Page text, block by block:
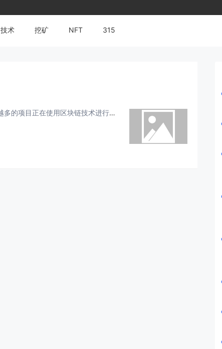
技术 挖矿 NFT 315
随着数据泄露，欺诈和身份盗用的增加，越来越多的项目正在使用区块链技术进行文件和身份验证。数字文件很容易被篡改，正如Craig Wright最近在他与Kleiman庄园的法庭斗争中所展示的那样。 现在，许多项目使用分布式分类帐作为重要...